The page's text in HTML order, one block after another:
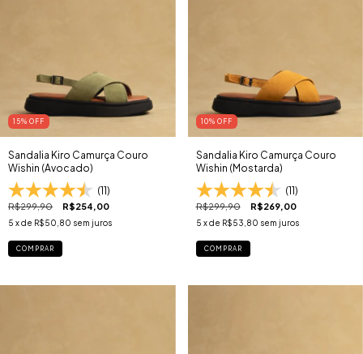
15% OFF
Sandalia Kiro Camurça Couro
Wishin (Avocado)
(11)
R$299,90 R$254,00
5 x de R$50,80 sem juros
COMPRAR
10% OFF
Sandalia Kiro Camurça Couro
Wishin (Mostarda)
(11)
R$299,90 R$269,00
5 x de R$53,80 sem juros
COMPRAR